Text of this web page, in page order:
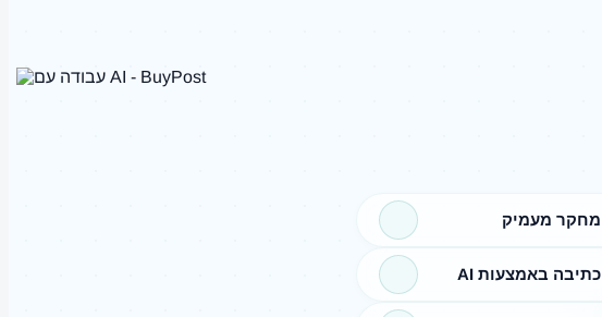
מחקר מעמיק
כתיבה באמצעות AI